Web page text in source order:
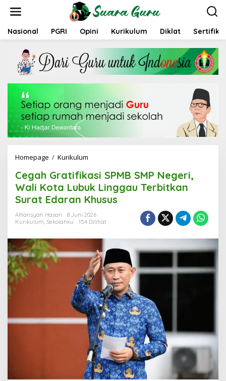
t
Nasional PGRI Opini Kurikulum Diklat
Homepage / Kurikulum
g
a
h
G
r
a
i
i
k
a
s
i
S
P
M
B
S
M
P
N
e
Cegah Gratifikasi SPMB SMP Negeri,
Wali Kota Lubuk Linggau Terbitkan
Surat Edaran Khusus
Alfiansyah Hasan
8 Juni 2026
Kurikulum, Sekolahku 154 Dilihat